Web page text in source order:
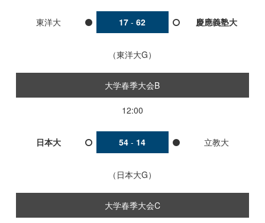
東洋大 17 - 62 慶應義塾大
東洋大G
大学春季大会B
12:00
日本大 54 - 14 立教大
日本大G
大学春季大会C